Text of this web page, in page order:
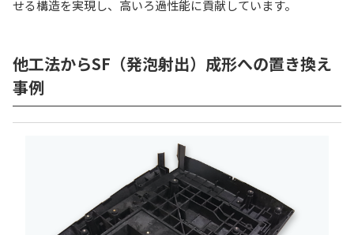
せる構造を実現し、高いろ過性能に貢献しています。
他工法からSF（発泡射出）成形への置き換え
事例